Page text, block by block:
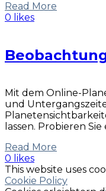
Read More
0 likes
Mit dem Online-
und
lassen. Probieren Sie
Read More
0 likes
This website uses
Cookie Policy